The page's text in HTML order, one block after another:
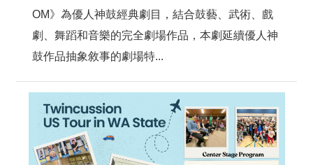
OM》為優人神鼓經典劇目，結合鼓藝、武術、戲
劇、舞蹈和音樂的完全劇場作品，本劇延續優人神
鼓作品抽象敘事的劇場特...